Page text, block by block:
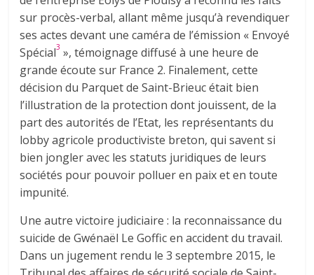
sur procès-verbal, allant même jusqu’à revendiquer
ses actes devant une caméra de l’émission « Envoyé
Spécial3 », témoignage diffusé à une heure de
grande écoute sur France 2. Finalement, cette
décision du Parquet de Saint-Brieuc était bien
l’illustration de la protection dont jouissent, de la
part des autorités de l’Etat, les représentants du
lobby agricole productiviste breton, qui savent si
bien jongler avec les statuts juridiques de leurs
sociétés pour pouvoir polluer en paix et en toute
impunité.
Une autre victoire judiciaire : la reconnaissance du
suicide de Gwénaël Le Goffic en accident du travail.
Dans un jugement rendu le 3 septembre 2015, le